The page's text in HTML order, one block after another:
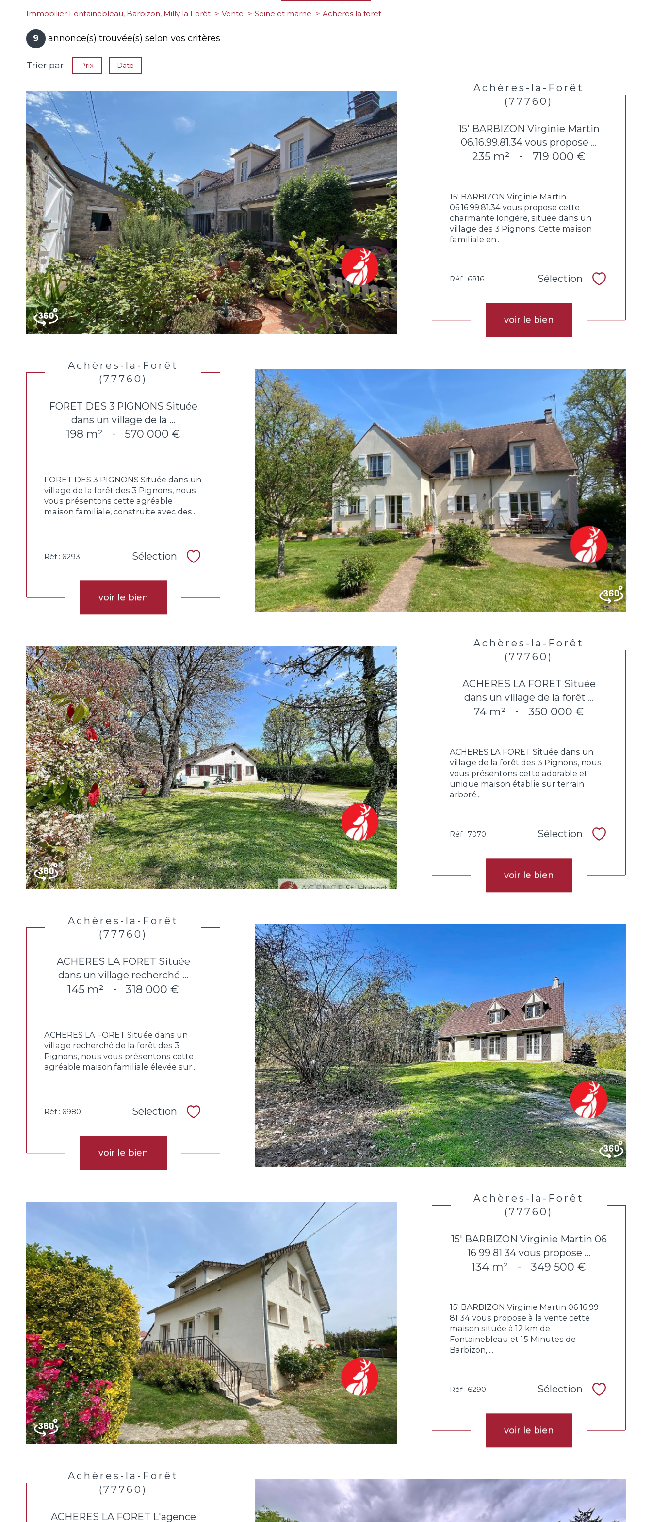
Immobilier Fontainebleau, Barbizon, Milly la Forêt Vente Seine et marne acheres la foret
9 annonce(s) trouvée(s) selon vos critères
Trier par Prix Date
Achères-la-Forêt
(77760)
15' BARBIZON Virginie Martin
06.16.99.81.34 vous propose ...
235 m² - 719 000 €
15' BARBIZON Virginie Martin
06.16.99.81.34 vous propose cette
charmante longère, située dans un
village des 3 Pignons. Cette maison
familiale en...
Réf : 6816 Sélection
voir le bien
Achères-la-Forêt
(77760)
FORET DES 3 PIGNONS Située
dans un village de la ...
198 m² - 570 000 €
FORET DES 3 PIGNONS Située dans un
village de la forêt des 3 Pignons, nous
vous présentons cette agréable
maison familiale, construite avec des...
Réf : 6293 Sélection Sélectionner
voir le bien
Achères-la-Forêt
(77760)
ACHERES LA FORET Située
dans un village de la forêt ...
74 m² - 350 000 €
ACHERES LA FORET Située dans un
village de la forêt des 3 Pignons, nous
vous présentons cette adorable et
unique maison établie sur terrain
arboré...
Réf : 7070 Sélection
voir le bien
Achères-la-Forêt
(77760)
ACHERES LA FORET Située
dans un village recherché ...
145 m² - 318 000 €
ACHERES LA FORET Située dans un
village recherché de la forêt des 3
Pignons, nous vous présentons cette
agréable maison familiale élevée sur...
Réf : 6980 Sélection Sélectionner
voir le bien
Achères-la-Forêt
(77760)
15' BARBIZON Virginie Martin 06
16 99 81 34 vous propose ...
134 m² - 349 500 €
15' BARBIZON Virginie Martin 06 16 99
81 34 vous propose à la vente cette
maison située à 12 km de
Fontainebleau et 15 Minutes de
Barbizon, ...
Réf : 6290 Sélection
voir le bien
Achères-la-Forêt
(77760)
ACHERES LA FORET L'agence